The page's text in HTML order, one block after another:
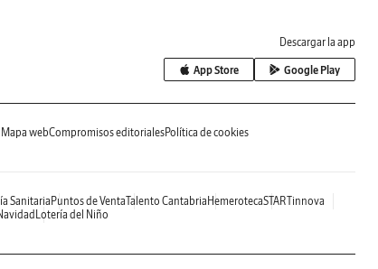
Descargar la app
App Store Google Play
Mapa webCompromisos editorialesPolítica de cookies
Sanitaria Puntos de VentaTalento Cantabria HemerotecaSTARTinnova
Lotería del Niño